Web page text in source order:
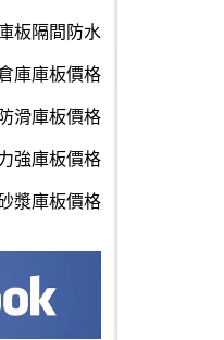
板隔間防水
庫庫板價格
滑庫板價格
強庫板價格
漿庫板價格